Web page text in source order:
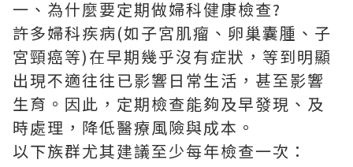
一、為什麼要定期做婦科健康檢查?
許多婦科疾病(如子宮肌瘤、卵巢囊腫、子
宮頸癌等)在早期幾乎沒有症狀，等到明顯
出現不適往往已影響日常生活，甚至影響
生育。因此，定期檢查能夠及早發現、及
時處理，降低醫療風險與成本。
以下族群尤其建議至少每年檢查一次：